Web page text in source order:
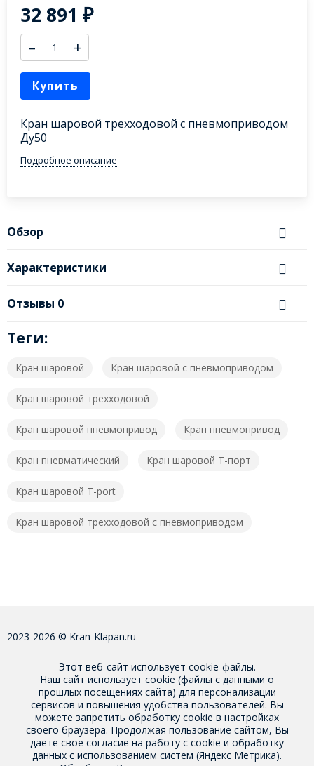
32 891₽
– +
Купить
Кран шаровой трехходовой с пневмоприводом
Ду50
Подробное описание
Обзор
Характеристики
Отзывы 0
Теги:
Кран шаровой Кран шаровой с пневмоприводом
Кран шаровой трехходовой
Кран шаровой пневмопривод Кран пневмопривод
Кран пневматический Кран шаровой T-порт
Кран шаровой T-port
Кран шаровой трехходовой с пневмоприводом
2023-2026 © Kran-Klapan.ru
Этот веб-сайт использует cookie-файлы.
Наш сайт использует cookie (файлы с данными о
прошлых посещениях сайта) для персонализации
сервисов и повышения удобства пользователей. Вы
можете запретить обработку cookie в настройках
своего браузера. Продолжая пользование сайтом, Вы
даете свое согласие на работу с cookie и обработку
данных с использованием систем (Яндекс Метрика).